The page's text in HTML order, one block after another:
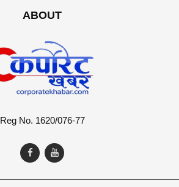
ABOUT
Reg No. 1620/076-77